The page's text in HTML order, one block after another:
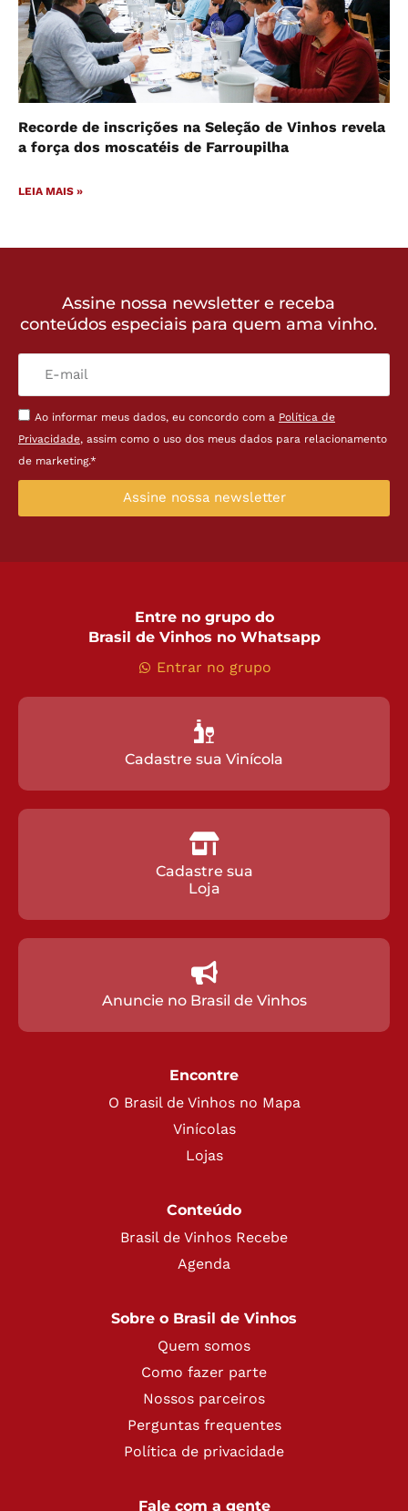
Recorde de inscrições na Seleção de Vinhos revela
a força dos moscatéis de Farroupilha
LEIA MAIS »
Assine nossa newsletter e receba
conteúdos especiais para quem ama vinho.
Ao informar meus dados, eu concordo com a Política de
Privacidade, assim como o uso dos meus dados para relacionamento
de marketing.*
Assine nossa newsletter
Entre no grupo do
Brasil de Vinhos no Whatsapp
Entrar no grupo
Cadastre sua Vinícola
Cadastre sua
Loja
Anuncie no Brasil de Vinhos
Encontre
O Brasil de Vinhos no Mapa
Vinícolas
Lojas
Conteúdo
Brasil de Vinhos Recebe
Agenda
Sobre o Brasil de Vinhos
Quem somos
Como fazer parte
Nossos parceiros
Perguntas frequentes
Política de privacidade
Fale com a gente